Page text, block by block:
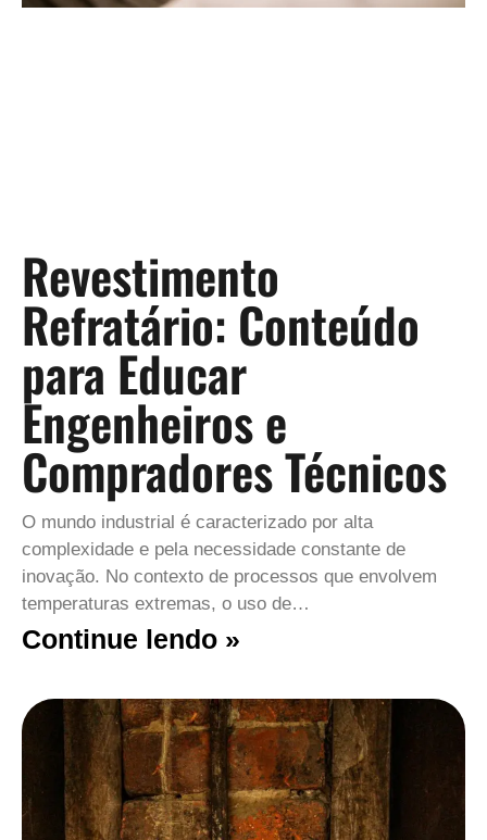
Revestimento
Refratário: Conteúdo
para Educar
Engenheiros e
Compradores Técnicos
O mundo industrial é caracterizado por alta
complexidade e pela necessidade constante de
inovação. No contexto de processos que envolvem
temperaturas extremas, o uso de…
Continue lendo »